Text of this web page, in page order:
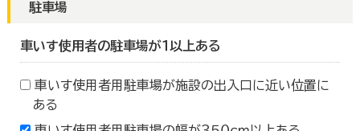
駐車場
車いす使用者の駐車場が１以上ある
車いす使用者用駐車場が施設の出入口に近い位置に
ある